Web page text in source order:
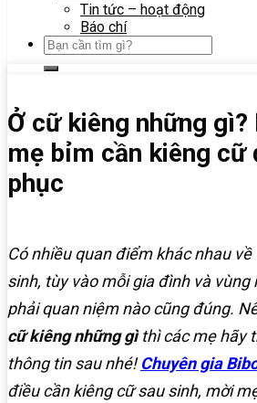
Tin tức – hoạt động
Báo chí
Ở cữ kiêng những gì?
mẹ bỉm cần kiêng cữ
phục
Có nhiều quan điểm khác nhau
sinh, tùy vào mỗi gia đình và
phải quan niệm nào cũng đúng.
cữ kiêng những gìthì các mẹ hãy
thông tin sau nhé!Chuyên gia
điều cần kiêng cữ sau sinh, mời